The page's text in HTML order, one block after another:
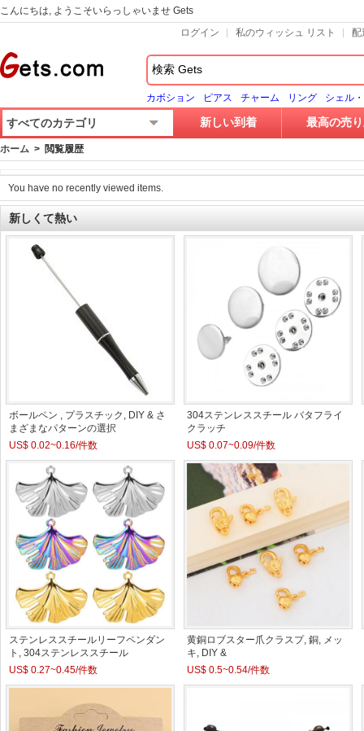
こんにちは, ようこそいらっしゃいませ Gets
ログイン
私のウィッシュ リスト 配
カボション ピアス チャーム リング シェル
すべてのカテゴリ 新しい到着 最高の売
ホーム > 閲覧履歴
You have no recently viewed items.
新しくて熱い
ボールペン , プラスチック, DIY & さ
まざまなパターンの選択
US$ 0.02~0.16/件数
304ステンレススチール バタフライ
クラッチ
US$ 0.07~0.09/件数
ステンレススチールリーフペンダン
ト, 304ステンレススチール
US$ 0.27~0.45/件数
黄銅ロブスター爪クラスプ, 銅, メッ
キ, DIY &
US$ 0.5~0.54/件数